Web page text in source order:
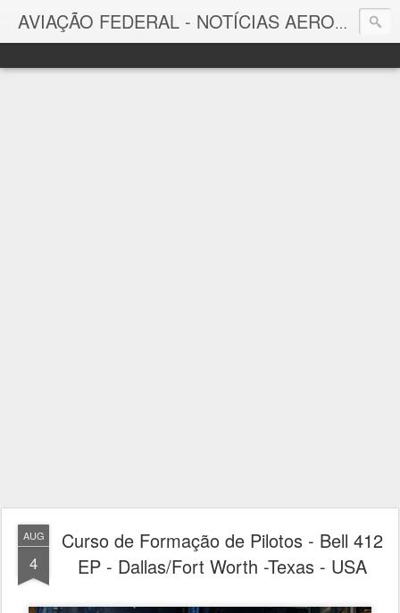
AVIAÇÃO FEDERAL - NOTÍCIAS AERONÁUTICAS & TECNOLOGIAS
Aviação Federal
AUG
4
Curso de Formação de Pilotos - Bell 412
EP - Dallas/Fort Worth -Texas - USA